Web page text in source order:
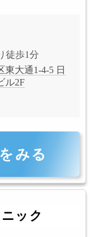
徒歩1分
大通1-4-5 日
ル2F
みる
ック